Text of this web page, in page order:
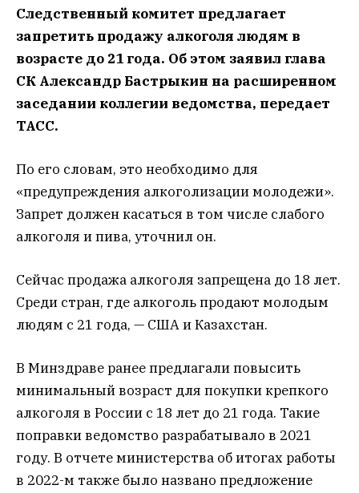
Следственный комитет предлагает
запретить продажу алкоголя людям в
возрасте до 21 года. Об этом заявил глава
СК Александр Бастрыкин на расширенном
заседании коллегии ведомства, передает
ТАСС.
По его словам, это необходимо для
«предупреждения алкоголизации молодежи».
Запрет должен касаться в том числе слабого
алкоголя и пива, уточнил он.
Сейчас продажа алкоголя запрещена до 18 лет.
Среди стран, где алкоголь продают молодым
людям с 21 года, — США и Казахстан.
В Минздраве ранее предлагали повысить
минимальный возраст для покупки крепкого
алкоголя в России с 18 лет до 21 года. Такие
поправки ведомство разрабатывало в 2021
году. В отчете министерства об итогах работы
в 2022-м также было названо предложение